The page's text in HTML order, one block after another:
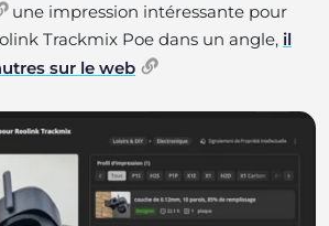
une impression intéressante pour
Trackmix Poe dans un angle, il
sur le web